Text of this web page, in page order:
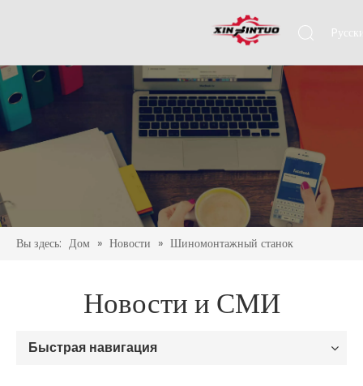
Вы здесь: Дом » Новости » Шиномонтажный станок
Новости и СМИ
Быстрая навигация